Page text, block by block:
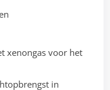
xenongas voor het
in